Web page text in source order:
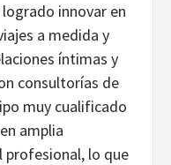
innovar en
a medida y
íntimas y
consultorías de
muy cualificado
amplia
profesional, lo que